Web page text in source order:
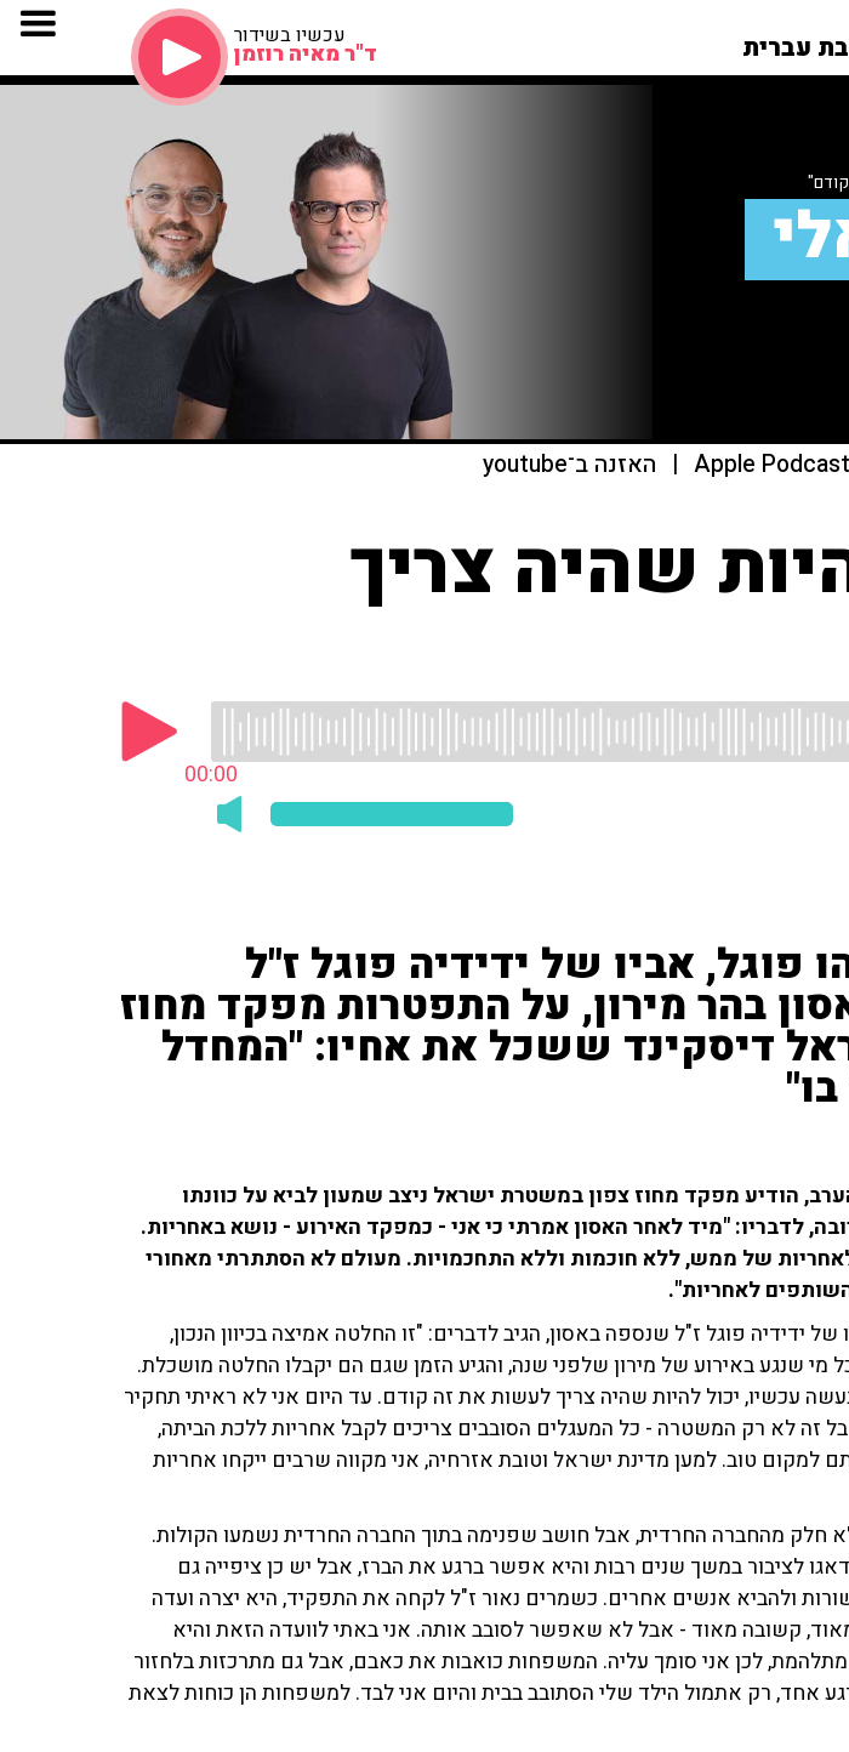
עברית עכשיו בשידור
ד"ר מאיה רוזמן
| האזנה ב־youtube
שהיה צריך
00:00
פוגל, אביו של ידידיה פוגל ז"ל
בהר מירון, על התפטרות מפקד מחוז
דיסקינד ששכל את אחיו: "המחדל
הודיע מפקד מחוז צפון במשטרת ישראל ניצב שמעון לביא על כוונתו
לדבריו: "מיד לאחר האסון אמרתי כי אני - כמפקד האירוע - נושא באחריות.
לאחריות של ממש, ללא חוכמות וללא התחכמויות. מעולם לא הסתתרתי מאחורי
לאחריות".
של ידידיה פוגל ז"ל שנספה באסון, הגיב לדברים: "זו החלטה אמיצה בכיוון הנכון,
מי שנגע באירוע של מירון שלפני שנה, והגיע הזמן שגם הם יקבלו החלטה מושכלת.
עכשיו, יכול להיות שהיה צריך לעשות את זה קודם. עד היום אני לא ראיתי תחקיר
זה לא רק המשטרה - כל המעגלים הסובבים צריכים לקבל אחריות ללכת הביתה,
למקום טוב. למען מדינת ישראל וטובת אזרחיה, אני מקווה שרבים ייקחו אחריות
חלק מהחברה החרדית, אבל חושב שפנימה בתוך החברה החרדית נשמעו הקולות.
לציבור במשך שנים רבות והיא אפשר ברגע את הברז, אבל יש כן ציפייה גם
ולהביא אנשים אחרים. כשמרים נאור ז"ל לקחה את התפקיד, היא יצרה ועדה
קשובה מאוד - אבל לא שאפשר לסובב אותה. אני באתי לוועדה הזאת והיא
מתלהמת, לכן אני סומך עליה. המשפחות כואבות את כאבם, אבל גם מתרכזות בלחזור
אחד, רק אתמול הילד שלי הסתובב בבית והיום אני לבד. למשפחות הן כוחות לצאת